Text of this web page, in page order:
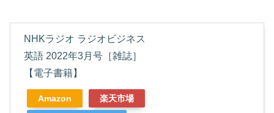
NHKラジオ ラジオビジネス
英語 2022年3月号［雑誌］
【電子書籍】
Amazon 楽天市場